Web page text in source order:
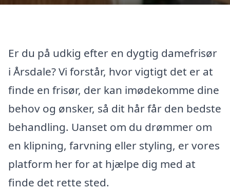
Er du på udkig efter en dygtig damefrisør
i Årsdale? Vi forstår, hvor vigtigt det er at
finde en frisør, der kan imødekomme dine
behov og ønsker, så dit hår får den bedste
behandling. Uanset om du drømmer om
en klipning, farvning eller styling, er vores
platform her for at hjælpe dig med at
finde det rette sted.